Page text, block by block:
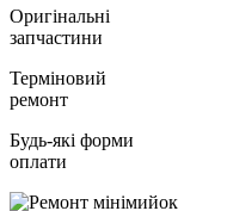
Оригінальні
запчастини
Терміновий
ремонт
Будь-які форми
оплати